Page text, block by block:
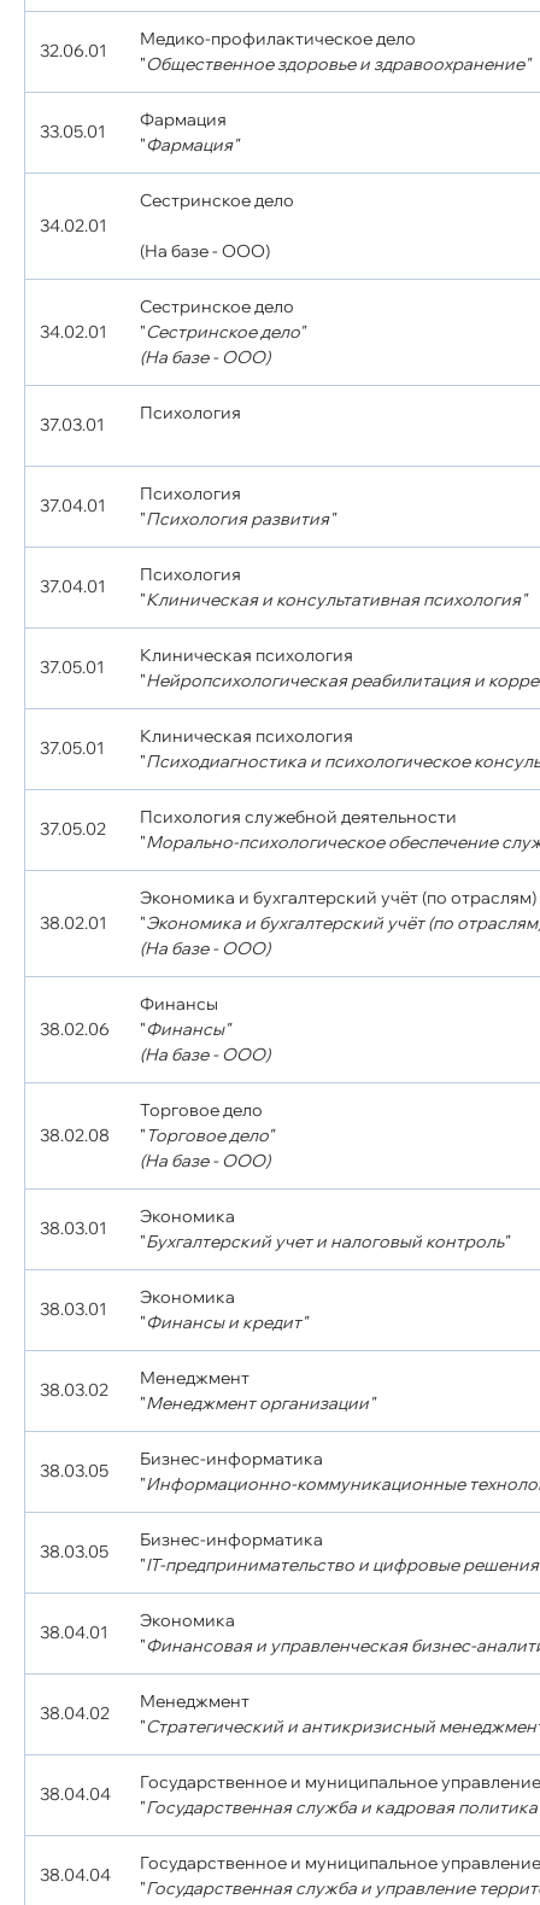
32.06.01
Медико-профилактическое дело
"Общественное здоровье и здравоохранение"
33.05.01
Фармация
"Фармация"
34.02.01
Сестринское дело
(На базе - ООО)
34.02.01
Сестринское дело
"Сестринское дело"
(На базе - ООО)
37.03.01
Психология
37.04.01
Психология
"Психология развития"
37.04.01
Психология
"Клиническая и консультативная психология"
37.05.01
Клиническая психология
"Нейропсихологическая реабилитация и
37.05.01
Клиническая психология
"Психодиагностика и психологическое
37.05.02
Психология служебной деятельности
"Морально-психологическое обеспечение
38.02.01
Экономика и бухгалтерский учёт (по отраслям)
"Экономика и бухгалтерский учёт (по
(На базе - ООО)
38.02.06
Финансы
"Финансы"
(На базе - ООО)
38.02.08
Торговое дело
"Торговое дело"
(На базе - ООО)
38.03.01
Экономика
"Бухгалтерский учет и налоговый контроль"
38.03.01
Экономика
"Финансы и кредит"
38.03.02
Менеджмент
"Менеджмент организации"
38.03.05
Бизнес-информатика
"Информационно-коммуникационные
38.03.05
Бизнес-информатика
"IT-предпринимательство и цифровые решения
38.04.01
Экономика
"Финансовая и управленческая бизнес-
38.04.02
Менеджмент
"Стратегический и антикризисный
38.04.04
Государственное и муниципальное управление
"Государственная служба и кадровая
38.04.04
Государственное и муниципальное управление
"Государственная служба и управление